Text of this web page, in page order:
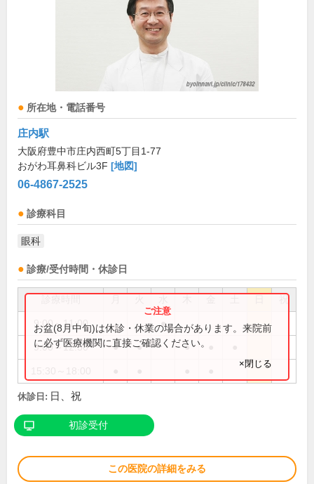
所在地・電話番号
庄内駅
大阪府豊中市庄内西町5丁目1-77
おがわ耳鼻科ビル3F [地図]
06-4867-2525
診療科目
眼科
診療/受付時間・休診日
祝
9:00～11:00 ●
9:00～12:30 ● ● ●
お盆(8月中旬)は休診・休業の場合があります。来院前
に必ず医療機関に直接ご確認ください。
×閉じる
休診日: 日、祝
初診受付
この医院の詳細をみる